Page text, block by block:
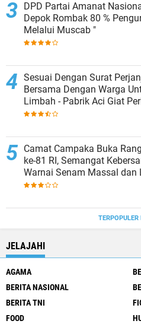
DPD Partai Amanat
Depok Rombak 80 %
Melalui Muscab "
Sesuai Dengan Surat
Bersama Dengan Warga
Limbah - Pabrik Aci Giat
Penampungan Air
Camat Campaka Buka
ke-81 RI, Semangat
Warnai Senam Massal dan
Karaoke Perangkat Desa
JELAJAHI
AGAMA
BERITA NASIONAL
BERITA TNI
FOOD